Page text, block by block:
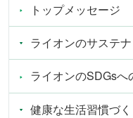
トップメッセージ
ライオンのサステ
ライオンのSDGsへ
健康な生活習慣づく